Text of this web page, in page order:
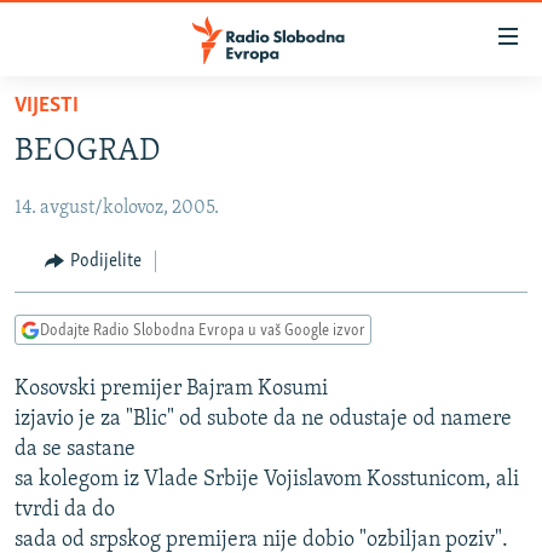
Pređite
glavni
Pređite
Pređite
pretragu
SRBIJA
KOSOVO
VIZUELNO
VIDEO
FOTOGALERIJE
INFOGRAFIKE
PODCASTI
RAT U UKRAJINI
KINA NA BALKANU
RSE PRIČE IZ SVIJETA
VIJESTI
BEOGRAD
14. avgust/kolovoz, 2005.
Podijelite
Dodajte Radio Slobodna Evropa u vaš Google izvor
Kosovski premijer Bajram Kosumi
izjavio je za "Blic" od subote da ne odustaje od namere
da se sastane
sa kolegom iz Vlade Srbije Vojislavom Kosstunicom, ali
tvrdi da do
sada od srpskog premijera nije dobio "ozbiljan poziv".